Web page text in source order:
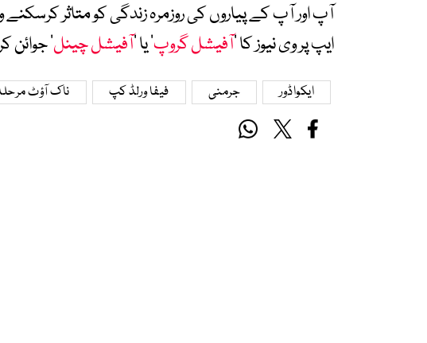
آپ اور آپ کے پیاروں کی روزمرہ زندگی کو متاثر
ایپ پر وی نیوز کا ’آفیشل گروپ‘ یا ’آفیشل چینل‘ جوائن
ایکواڈور جرمنی فیفا ورلڈ کپ ناک آؤٹ